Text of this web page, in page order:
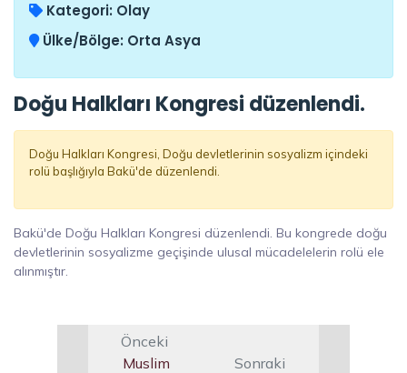
Kategori: Olay
Ülke/Bölge: Orta Asya
Doğu Halkları Kongresi düzenlendi.
Doğu Halkları Kongresi, Doğu devletlerinin sosyalizm içindeki
rolü başlığıyla Bakü'de düzenlendi.
Bakü'de Doğu Halkları Kongresi düzenlendi. Bu kongrede doğu
devletlerinin sosyalizme geçişinde ulusal mücadelelerin rolü ele
alınmıştır.
Önceki
Muslim
Sonraki